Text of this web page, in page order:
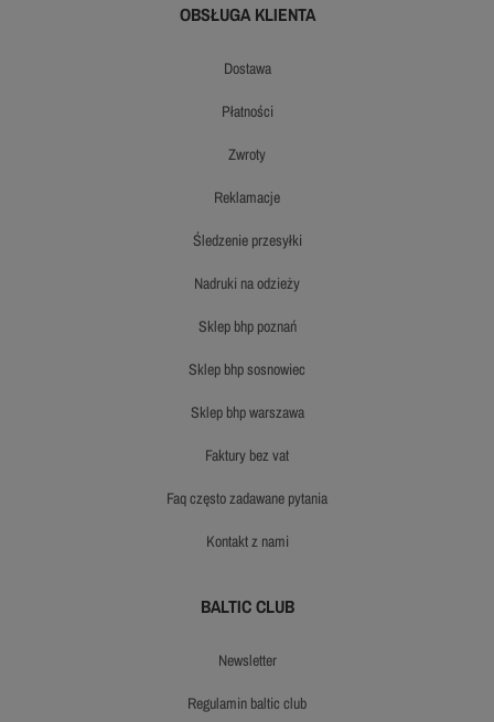
OBSŁUGA KLIENTA
dostawa
płatności
zwroty
reklamacje
śledzenie przesyłki
nadruki na odzieży
sklep bhp poznań
sklep bhp sosnowiec
sklep bhp warszawa
faktury bez vat
faq często zadawane pytania
kontakt z nami
BALTIC CLUB
newsletter
regulamin baltic club